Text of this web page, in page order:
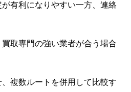
有利になりやすい一方、連絡
取専門の強い業者が合う場合
複数ルートを併用して比較す